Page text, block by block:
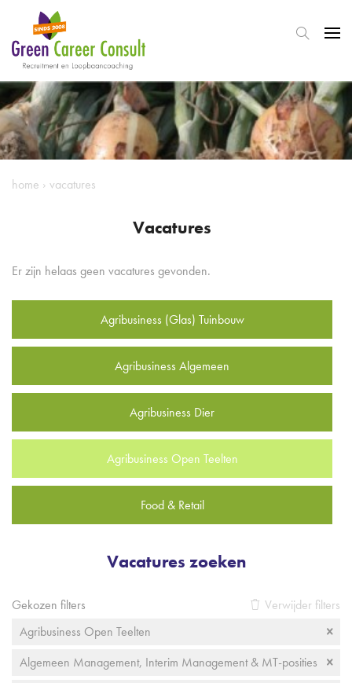
home › vacatures
Vacatures
Er zijn helaas geen vacatures gevonden.
Agribusiness (Glas) Tuinbouw
Agribusiness Algemeen
Agribusiness Dier
Agribusiness Open Teelten
Food & Retail
Vacatures zoeken
Gekozen filters
Verwijder filters
Agribusiness Open Teelten
Algemeen Management, Interim Management & MT-posities